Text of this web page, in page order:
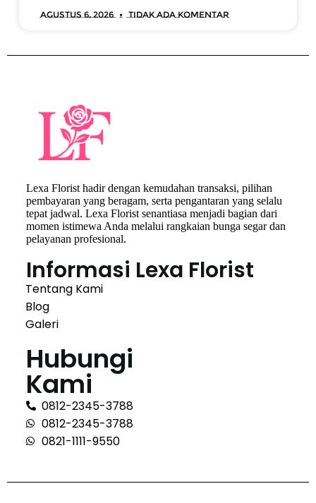
Agustus 6, 2026 Tidak ada komentar
Lexa Florist hadir dengan kemudahan transaksi, pilihan
pembayaran yang beragam, serta pengantaran yang selalu
tepat jadwal. Lexa Florist senantiasa menjadi bagian dari
momen istimewa Anda melalui rangkaian bunga segar dan
pelayanan profesional.
Informasi Lexa Florist
Tentang Kami
Blog
Galeri
Hubungi
Kami
0812-2345-3788
0812-2345-3788
0821-1111-9550